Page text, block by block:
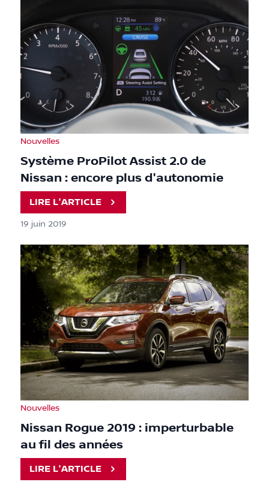
Nouvelles
Système ProPilot Assist 2.0 de
Nissan : encore plus d'autonomie
LIRE L'ARTICLE
19 juin 2019
Nouvelles
Nissan Rogue 2019 : imperturbable
au fil des années
LIRE L'ARTICLE